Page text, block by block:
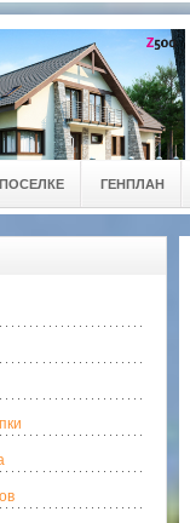
ГЕНПЛАН